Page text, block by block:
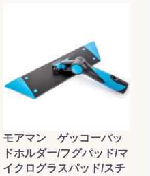
モアマン ゲッコーパッ
ドホルダー/フグパッド/マ
イクログラスパッド/スチ